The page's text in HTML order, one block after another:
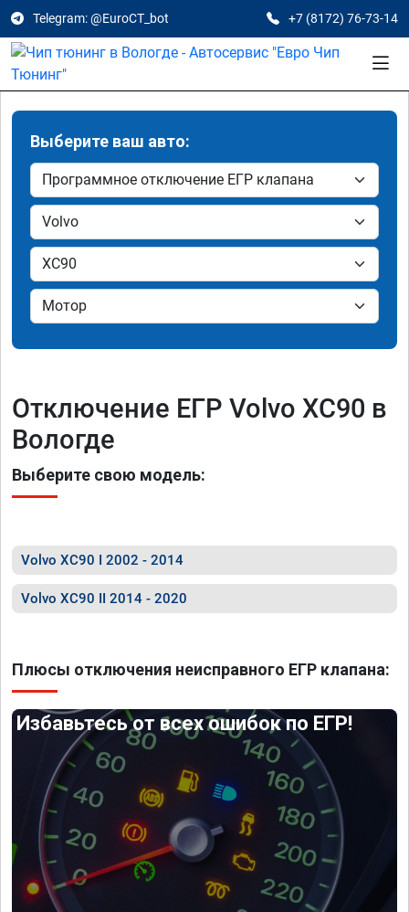
Telegram: @EuroCT_bot +7 (8172) 76-73-14
Выберите ваш авто:
Отключение ЕГР Volvo XC90 в
Вологде
Выберите свою модель:
Volvo XC90 I 2002 - 2014
Volvo XC90 II 2014 - 2020
Плюсы отключения неисправного ЕГР клапана:
Избавьтесь от всех ошибок по ЕГР!